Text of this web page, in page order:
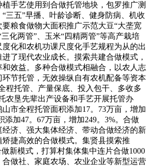
植手艺使用到合做托管地块，包罗推广测
三五”早播、叶龄诊断、健身防病、机收
粮食做物大面积推广示范大豆“大垄宽
化两管”、玉米“四精两管”等高产栽培
化和农机功课尺度化手艺规程为从的出
了现代农业成长。摸索共建合做模式，
效益。多种合做模式相融合，以农人志
节托管，无效操纵自有农机配备等资本
程托管、产量保底、投入包干、多收多
农垦先辈出产设备和手艺开展托管办
市全程托管面积添加17。73万亩，增加
添加47。67万亩，增加249。3%。合做
济、强大集体经济、带动合做经济的新
捷高效的合做模式。集贤县摸索推
新模式，打算村集体集中连片合做1000
做社、家庭农场、农业企业等新型运营